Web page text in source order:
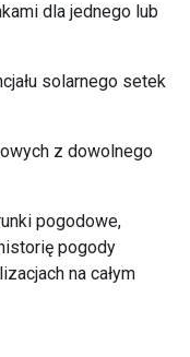
dla jednego lub
solarnego setek
z dowolnego
pogodowe,
pogody
na całym